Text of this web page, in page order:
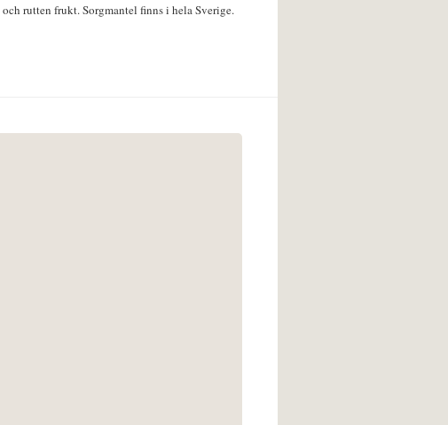
och rutten frukt. Sorgmantel finns i hela Sverige.